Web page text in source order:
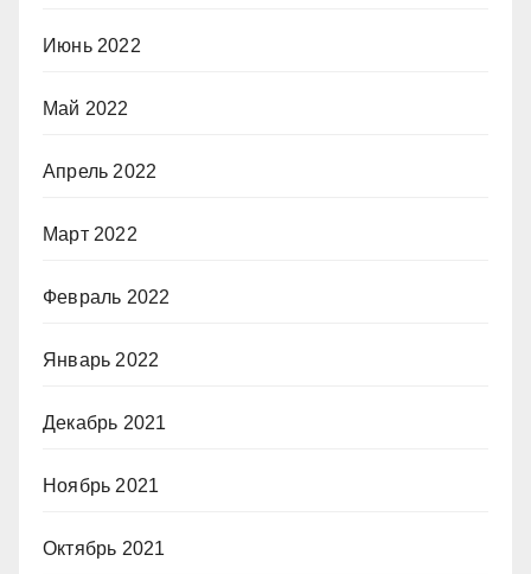
Июнь 2022
Май 2022
Апрель 2022
Март 2022
Февраль 2022
Январь 2022
Декабрь 2021
Ноябрь 2021
Октябрь 2021